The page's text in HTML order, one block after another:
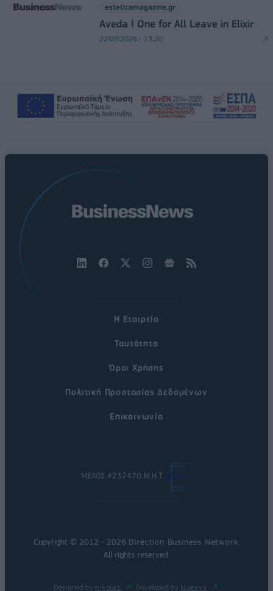
esteticamagazine.gr
Aveda I One for All Leave in Elixir
22/07/2026 - 13:20
Η Εταιρεία
Ταυτότητα
Όροι Χρήσης
Πολιτική Προστασίας Δεδομένων
Επικοινωνία
ΜΕΛΟΣ #232470 Μ.Η.Τ.
Copyright © 2012 - 2026 Direction Business Network
All rights reserved.
Designed by nikolas Developed by Nuevvo